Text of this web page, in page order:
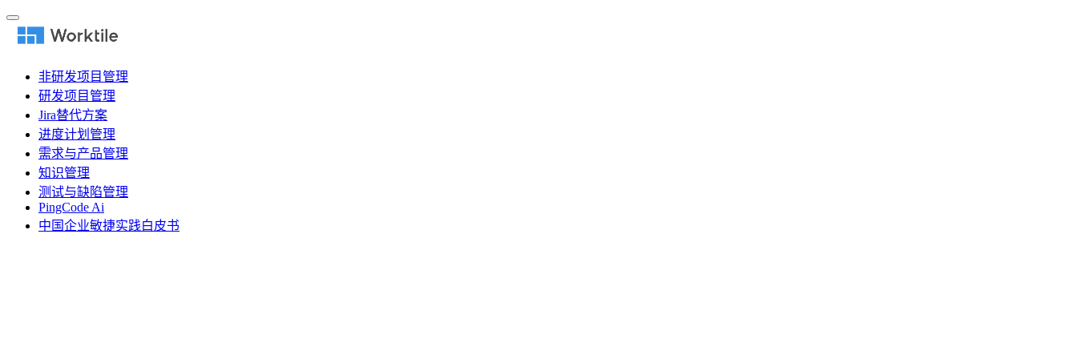
非研发项目管理
研发项目管理
Jira替代方案
进度计划管理
需求与产品管理
知识管理
测试与缺陷管理
PingCode Ai
中国企业敏捷实践白皮书